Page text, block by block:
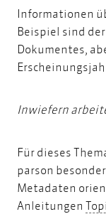
Informationen
Beispiel sind
Dokumentes,
Inwiefern
Für dieses
parson
Metadaten
Anleitungen